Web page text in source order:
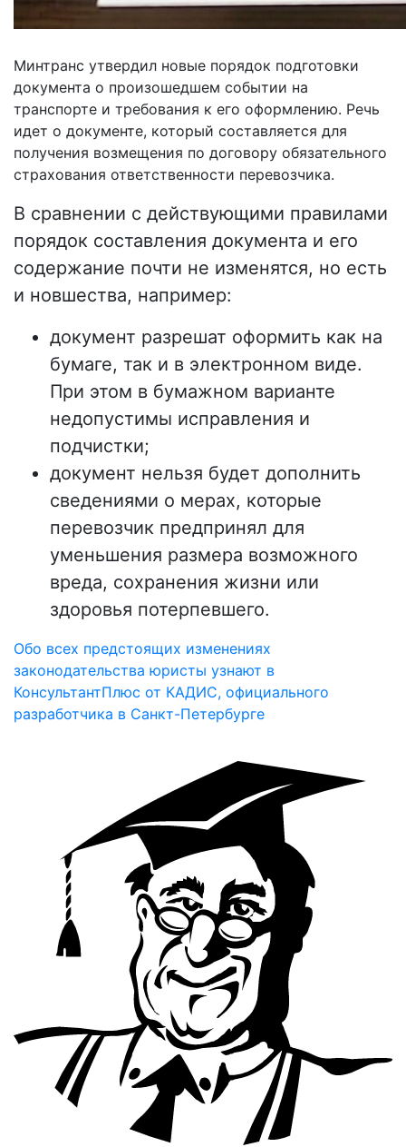
Минтранс утвердил новые порядок подготовки
документа о произошедшем событии на
транспорте и требования к его оформлению. Речь
идет о документе, который составляется для
получения возмещения по договору обязательного
страхования ответственности перевозчика.
В сравнении с действующими правилами
порядок составления документа и его
содержание почти не изменятся, но есть
и новшества, например:
документ разрешат оформить как на
бумаге, так и в электронном виде.
При этом в бумажном варианте
недопустимы исправления и
подчистки;
документ нельзя будет дополнить
сведениями о мерах, которые
перевозчик предпринял для
уменьшения размера возможного
вреда, сохранения жизни или
здоровья потерпевшего.
Обо всех предстоящих изменениях
законодательства юристы узнают в
КонсультантПлюс от КАДИС, официального
разработчика в Санкт-Петербурге